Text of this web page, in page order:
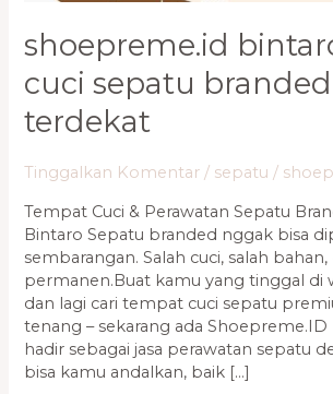
shoepreme.id
cuci sepatu branded
terdekat
Tinggalkan Komentar / sepatu /
Tempat Cuci & Perawatan Sepatu
Bintaro Sepatu branded nggak bisa
sembarangan. Salah cuci, salah
permanen.Buat kamu yang tinggal di
dan lagi cari tempat cuci sepatu
tenang – sekarang ada Shoepreme.ID
hadir sebagai jasa perawatan sepatu
bisa kamu andalkan, baik […]